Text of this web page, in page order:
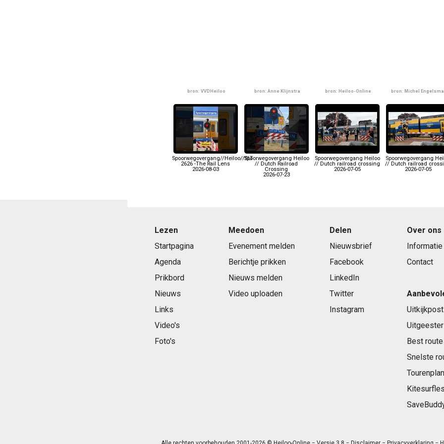
bron: VVDHeiloo bron: Anne Klijnstra bron: Heiloo-Online bron: Michel
Spoorwegovergang//Heiloo//SLT
2626 -The Rail Lens
2026-08-03
Spoorwegovergang Heiloo
// Dutch Railroad
Crossing
2026-07-23
Spoorwegovergang Heiloo
// Dutch railroad crossing
2026-07-05
Spoorwegovergang
// Dutch railroad
2026-07-05
Lezen
Startpagina
Agenda
Prikbord
Nieuws
Links
Video's
Foto's
Meedoen
Evenement melden
Berichtje prikken
Nieuws melden
Video uploaden
Delen
Nieuwsbrief
Facebook
LinkedIn
Twitter
Instagram
Over ons
Informatie
Contact
Uitkijkpost
Uitgeester
Best
Snelste
Kitesurfles